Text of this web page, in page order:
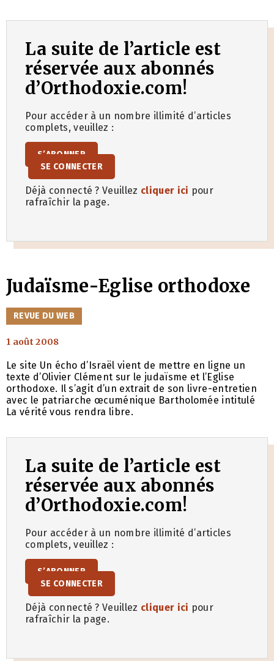
La suite de l’article est
réservée aux abonnés
d’Orthodoxie.com!
Pour accéder à un nombre illimité d’articles
complets, veuillez :
S’ABONNER
SE CONNECTER
Déjà connecté ? Veuillez cliquer ici pour
rafraîchir la page.
Judaïsme-Eglise orthodoxe
CATÉGORIES
REVUE DU WEB
1 août 2008
Le site Un écho d’Israël vient de mettre en ligne un
texte d’Olivier Clément sur le judaïsme et l’Eglise
orthodoxe. Il s’agit d’un extrait de son livre-entretien
avec le patriarche œcuménique Bartholomée intitulé
La vérité vous rendra libre.
La suite de l’article est
réservée aux abonnés
d’Orthodoxie.com!
Pour accéder à un nombre illimité d’articles
complets, veuillez :
S’ABONNER
SE CONNECTER
Déjà connecté ? Veuillez cliquer ici pour
rafraîchir la page.